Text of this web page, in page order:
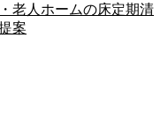
老人ホームの床定期清
案